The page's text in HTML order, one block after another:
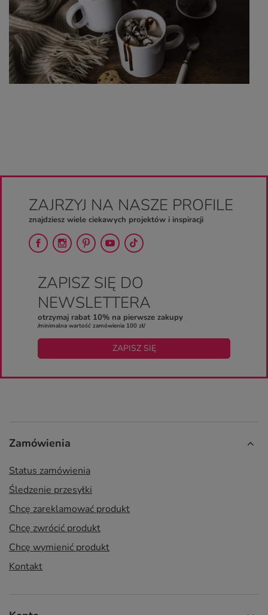
ZAJRZYJ NA NASZE PROFILE
znajdziesz wiele ciekawych projektów i inspiracji
ZAPISZ SIĘ DO
NEWSLETTERA
otrzymaj rabat 10% na pierwsze zakupy
/minimalna wartość zamówienia 100 zł/
ZAPISZ SIĘ
Zamówienia
Status zamówienia
Śledzenie przesyłki
Chcę zareklamować produkt
Chcę zwrócić produkt
Chcę wymienić produkt
Kontakt